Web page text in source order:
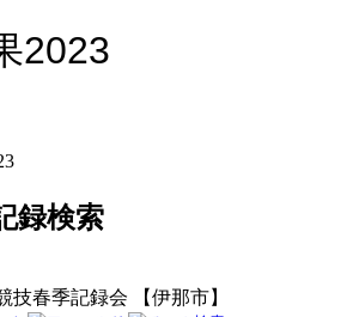
2023
録検索
技春季記録会 【伊那市】